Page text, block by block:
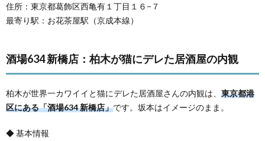
住所：東京都葛飾区西亀有１丁目１６−７
最寄り駅：お花茶屋駅（京成本線）
酒場634 新橋店：柏木が猫にデレた居酒屋の内観
柏木が世界一カワイイと猫にデレた居酒屋さんの内観は、 東京都港
区にある「酒場634 新橋店」です。坂本はイメージのまま。
◆ 基本情報